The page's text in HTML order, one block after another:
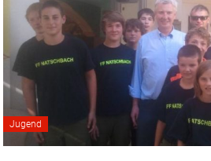
Jugend